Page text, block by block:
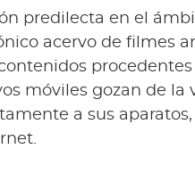
predilecta en el
acervo de filmes
móviles gozan de la
a sus